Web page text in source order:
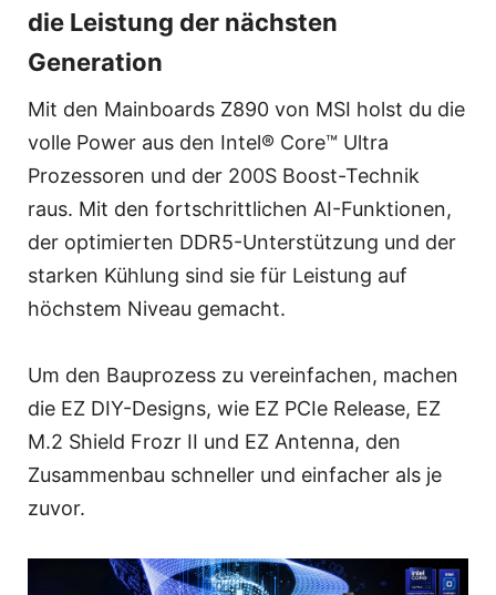
die Leistung der nächsten
Generation
Mit den Mainboards Z890 von MSI holst du die
volle Power aus den Intel® Core™ Ultra
Prozessoren und der 200S Boost-Technik
raus. Mit den fortschrittlichen AI-Funktionen,
der optimierten DDR5-Unterstützung und der
starken Kühlung sind sie für Leistung auf
höchstem Niveau gemacht.
Um den Bauprozess zu vereinfachen, machen
die EZ DIY-Designs, wie EZ PCIe Release, EZ
M.2 Shield Frozr II und EZ Antenna, den
Zusammenbau schneller und einfacher als je
zuvor.